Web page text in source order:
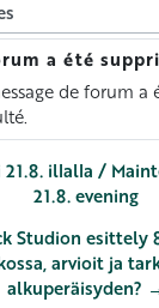
a été
: 0
de forum
illalla /
21.8. evening
Studion esittely
arvioit ja
alkuperäisyden?